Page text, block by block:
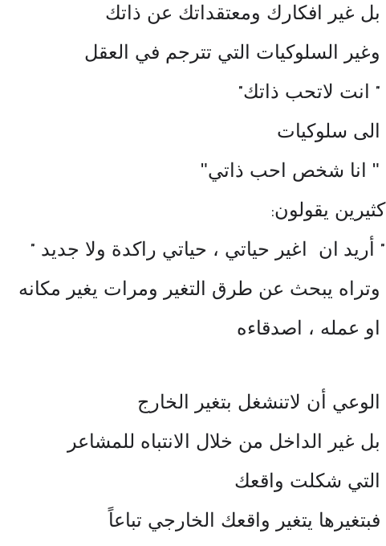
بل غير افكارك ومعتقداتك عن ذاتك
وغير السلوكيات التي تترجم في العقل
" انت لاتحب ذاتك"
الى سلوكيات
" انا شخص احب ذاتي"
كثيرين يقولون:
" أريد ان اغير حياتي ، حياتي راكدة ولا جديد "
وتراه يبحث عن طرق التغير ومرات يغير مكانه
او عمله ، اصدقاءه
الوعي أن لاتنشغل بتغير الخارج
بل غير الداخل من خلال الانتباه للمشاعر
التي شكلت واقعك
فبتغيرها يتغير واقعك الخارجي تباعاً